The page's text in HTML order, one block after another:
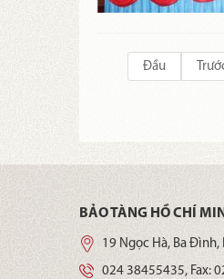
Đầu
BẢO TÀNG HỒ CHÍ
19 Ngọc Hà, Ba Đình,
024 38455435, Fax: